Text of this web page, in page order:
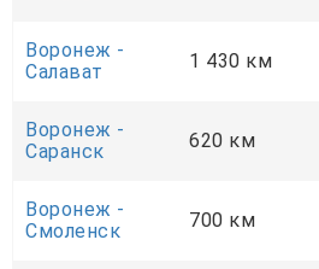
Воронеж -
Салават
1 430 км
Воронеж -
Саранск
620 км
Воронеж -
Смоленск
700 км